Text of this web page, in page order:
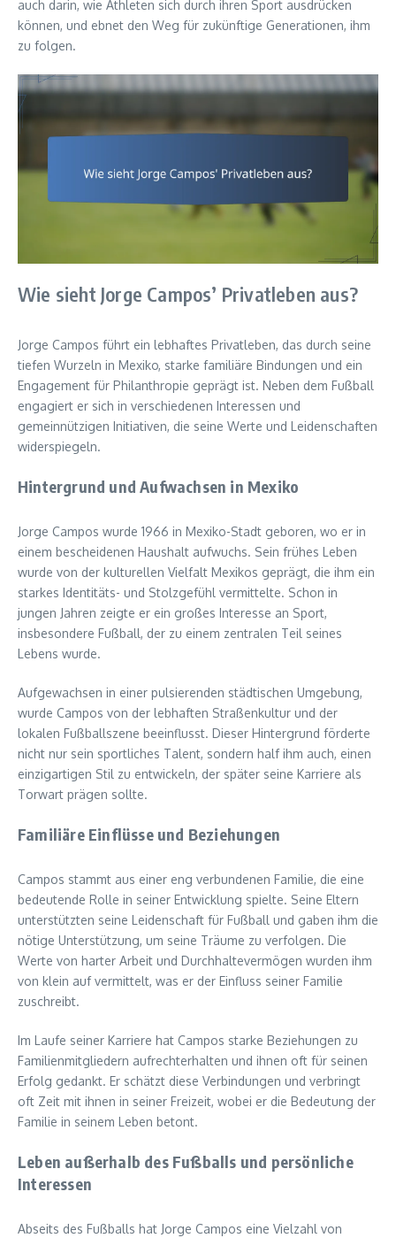
auch darin, wie Athleten sich durch ihren Sport ausdrücken
können, und ebnet den Weg für zukünftige Generationen, ihm
zu folgen.
Wie sieht Jorge Campos’ Privatleben aus?
Jorge Campos führt ein lebhaftes Privatleben, das durch seine
tiefen Wurzeln in Mexiko, starke familiäre Bindungen und ein
Engagement für Philanthropie geprägt ist. Neben dem Fußball
engagiert er sich in verschiedenen Interessen und
gemeinnützigen Initiativen, die seine Werte und Leidenschaften
widerspiegeln.
Hintergrund und Aufwachsen in Mexiko
Jorge Campos wurde 1966 in Mexiko-Stadt geboren, wo er in
einem bescheidenen Haushalt aufwuchs. Sein frühes Leben
wurde von der kulturellen Vielfalt Mexikos geprägt, die ihm ein
starkes Identitäts- und Stolzgefühl vermittelte. Schon in
jungen Jahren zeigte er ein großes Interesse an Sport,
insbesondere Fußball, der zu einem zentralen Teil seines
Lebens wurde.
Aufgewachsen in einer pulsierenden städtischen Umgebung,
wurde Campos von der lebhaften Straßenkultur und der
lokalen Fußballszene beeinflusst. Dieser Hintergrund förderte
nicht nur sein sportliches Talent, sondern half ihm auch, einen
einzigartigen Stil zu entwickeln, der später seine Karriere als
Torwart prägen sollte.
Familiäre Einflüsse und Beziehungen
Campos stammt aus einer eng verbundenen Familie, die eine
bedeutende Rolle in seiner Entwicklung spielte. Seine Eltern
unterstützten seine Leidenschaft für Fußball und gaben ihm die
nötige Unterstützung, um seine Träume zu verfolgen. Die
Werte von harter Arbeit und Durchhaltevermögen wurden ihm
von klein auf vermittelt, was er der Einfluss seiner Familie
zuschreibt.
Im Laufe seiner Karriere hat Campos starke Beziehungen zu
Familienmitgliedern aufrechterhalten und ihnen oft für seinen
Erfolg gedankt. Er schätzt diese Verbindungen und verbringt
oft Zeit mit ihnen in seiner Freizeit, wobei er die Bedeutung der
Familie in seinem Leben betont.
Leben außerhalb des Fußballs und persönliche
Interessen
Abseits des Fußballs hat Jorge Campos eine Vielzahl von